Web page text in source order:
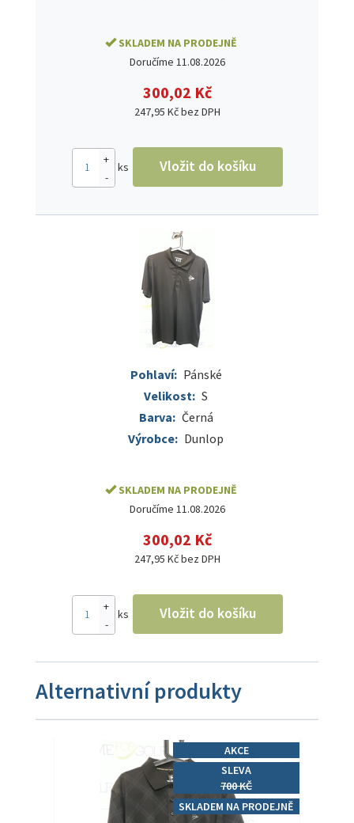
SKLADEM NA PRODEJNĚ
Doručíme 11.08.2026
300,02 Kč
247,95 Kč bez DPH
-
+
ks Vložit do košíku
Pohlaví: Pánské
Velikost: S
Barva: Černá
Výrobce: Dunlop
SKLADEM NA PRODEJNĚ
Doručíme 11.08.2026
300,02 Kč
247,95 Kč bez DPH
-
+
ks Vložit do košíku
Alternativní produkty
AKCE
SLEVA
700 KČ
SKLADEM NA PRODEJNĚ